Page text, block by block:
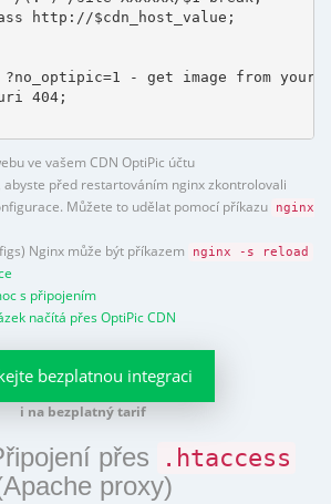
http://$cdn_host_value;
- get image from your
404;
ve vašem CDN OptiPic účtu
před restartováním nginx zkontrolovali
Můžete to udělat pomocí příkazu
nginx
Nginx může být příkazem
nginx -s reload
s připojením
načítá přes OptiPic CDN
bezplatnou integraci
i na bezplatný tarif
přes .htaccess
proxy)